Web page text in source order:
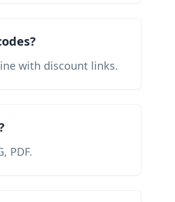
with discount links.
PDF.